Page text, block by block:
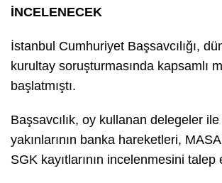
İNCELENECEK
İstanbul Cumhuriyet Başsavcılığı,
kurultay soruşturmasında kapsamlı
başlatmıştı.
Başsavcılık, oy kullanan delegeler
yakınlarının banka hareketleri,
SGK kayıtlarının incelenmesini talep